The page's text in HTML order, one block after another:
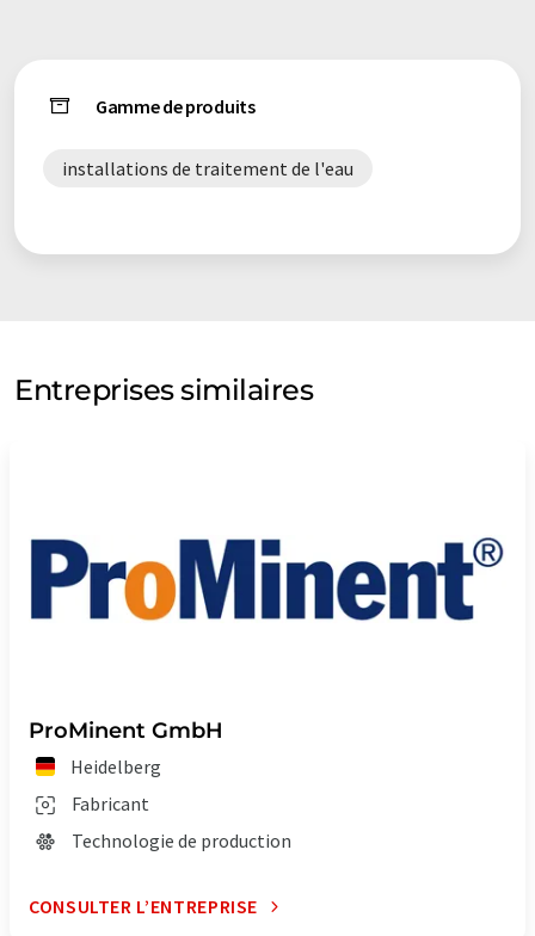
Gamme de produits
installations de traitement de l'eau
Entreprises similaires
ProMinent GmbH
Heidelberg
Fabricant
Technologie de production
CONSULTER L’ENTREPRISE